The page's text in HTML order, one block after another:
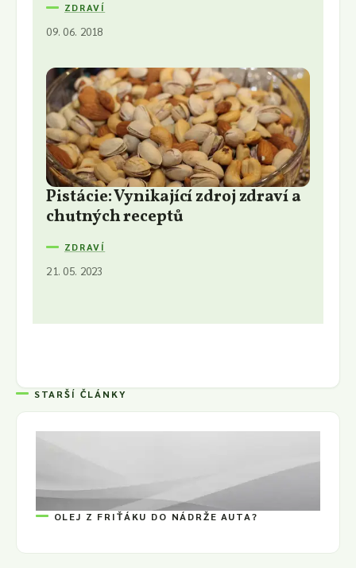
ZDRAVÍ
09. 06. 2018
Pistácie: Vynikající zdroj zdraví a
chutných receptů
ZDRAVÍ
21. 05. 2023
STARŠÍ ČLÁNKY
OLEJ Z FRIŤÁKU DO NÁDRŽE AUTA?